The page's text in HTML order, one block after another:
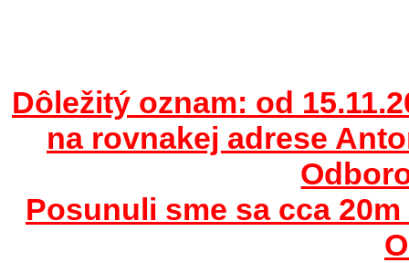
Dôležitý oznam: od
na rovnakej adrese
Posunuli sme sa cca